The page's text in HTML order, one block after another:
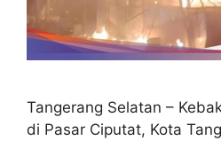
Tangerang Selatan –
di Pasar Ciputat, Kota